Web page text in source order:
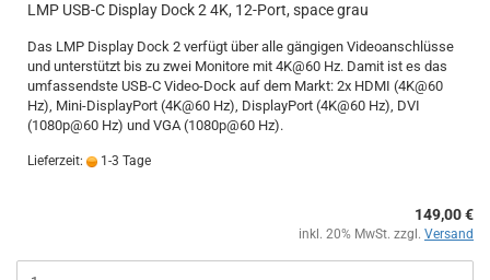
LMP USB-C Display Dock 2 4K, 12-Port, space grau
Das LMP Display Dock 2 verfügt über alle gängigen Videoanschlüsse
und unterstützt bis zu zwei Monitore mit 4K@60 Hz. Damit ist es das
umfassendste USB-C Video-Dock auf dem Markt: 2x HDMI (4K@60
Hz), Mini-DisplayPort (4K@60 Hz), DisplayPort (4K@60 Hz), DVI
(1080p@60 Hz) und VGA (1080p@60 Hz).
Lieferzeit: 1-3 Tage
149,00 €
inkl. 20% MwSt. zzgl. Versand